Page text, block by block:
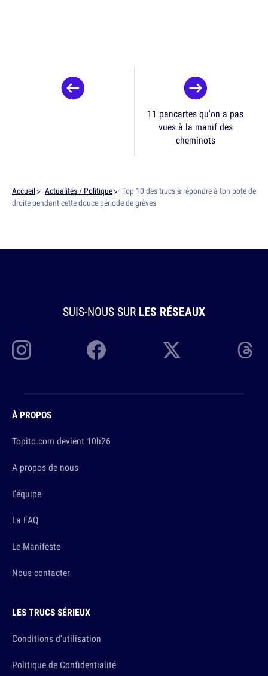
11 pancartes qu'on a pas
vues à la manif des
cheminots
Accueil Actualités / Politique
Top 10 des trucs à répondre à ton pote de
droite pendant cette douce période de grèves
SUIS-NOUS SUR LES RÉSEAUX
À PROPOS
Topito.com devient 10h26
A propos de nous
L'équipe
La FAQ
Le Manifeste
Nous contacter
LES TRUCS SÉRIEUX
Conditions d'utilisation
Politique de Confidentialité